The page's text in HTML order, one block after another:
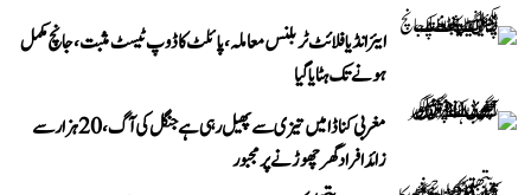
ایئر انڈیا فلائٹ ٹربلنس معاملہ، پائلٹ کا ڈوپ ٹیسٹ مثبت، جانچ مکمل
ہونے تک ہٹایا گیا
مغربی کناڈا میں تیزی سے پھیل رہی ہے جنگل کی آگ، 20 ہزار سے
زائد افراد گھر چھوڑنے پر مجبور